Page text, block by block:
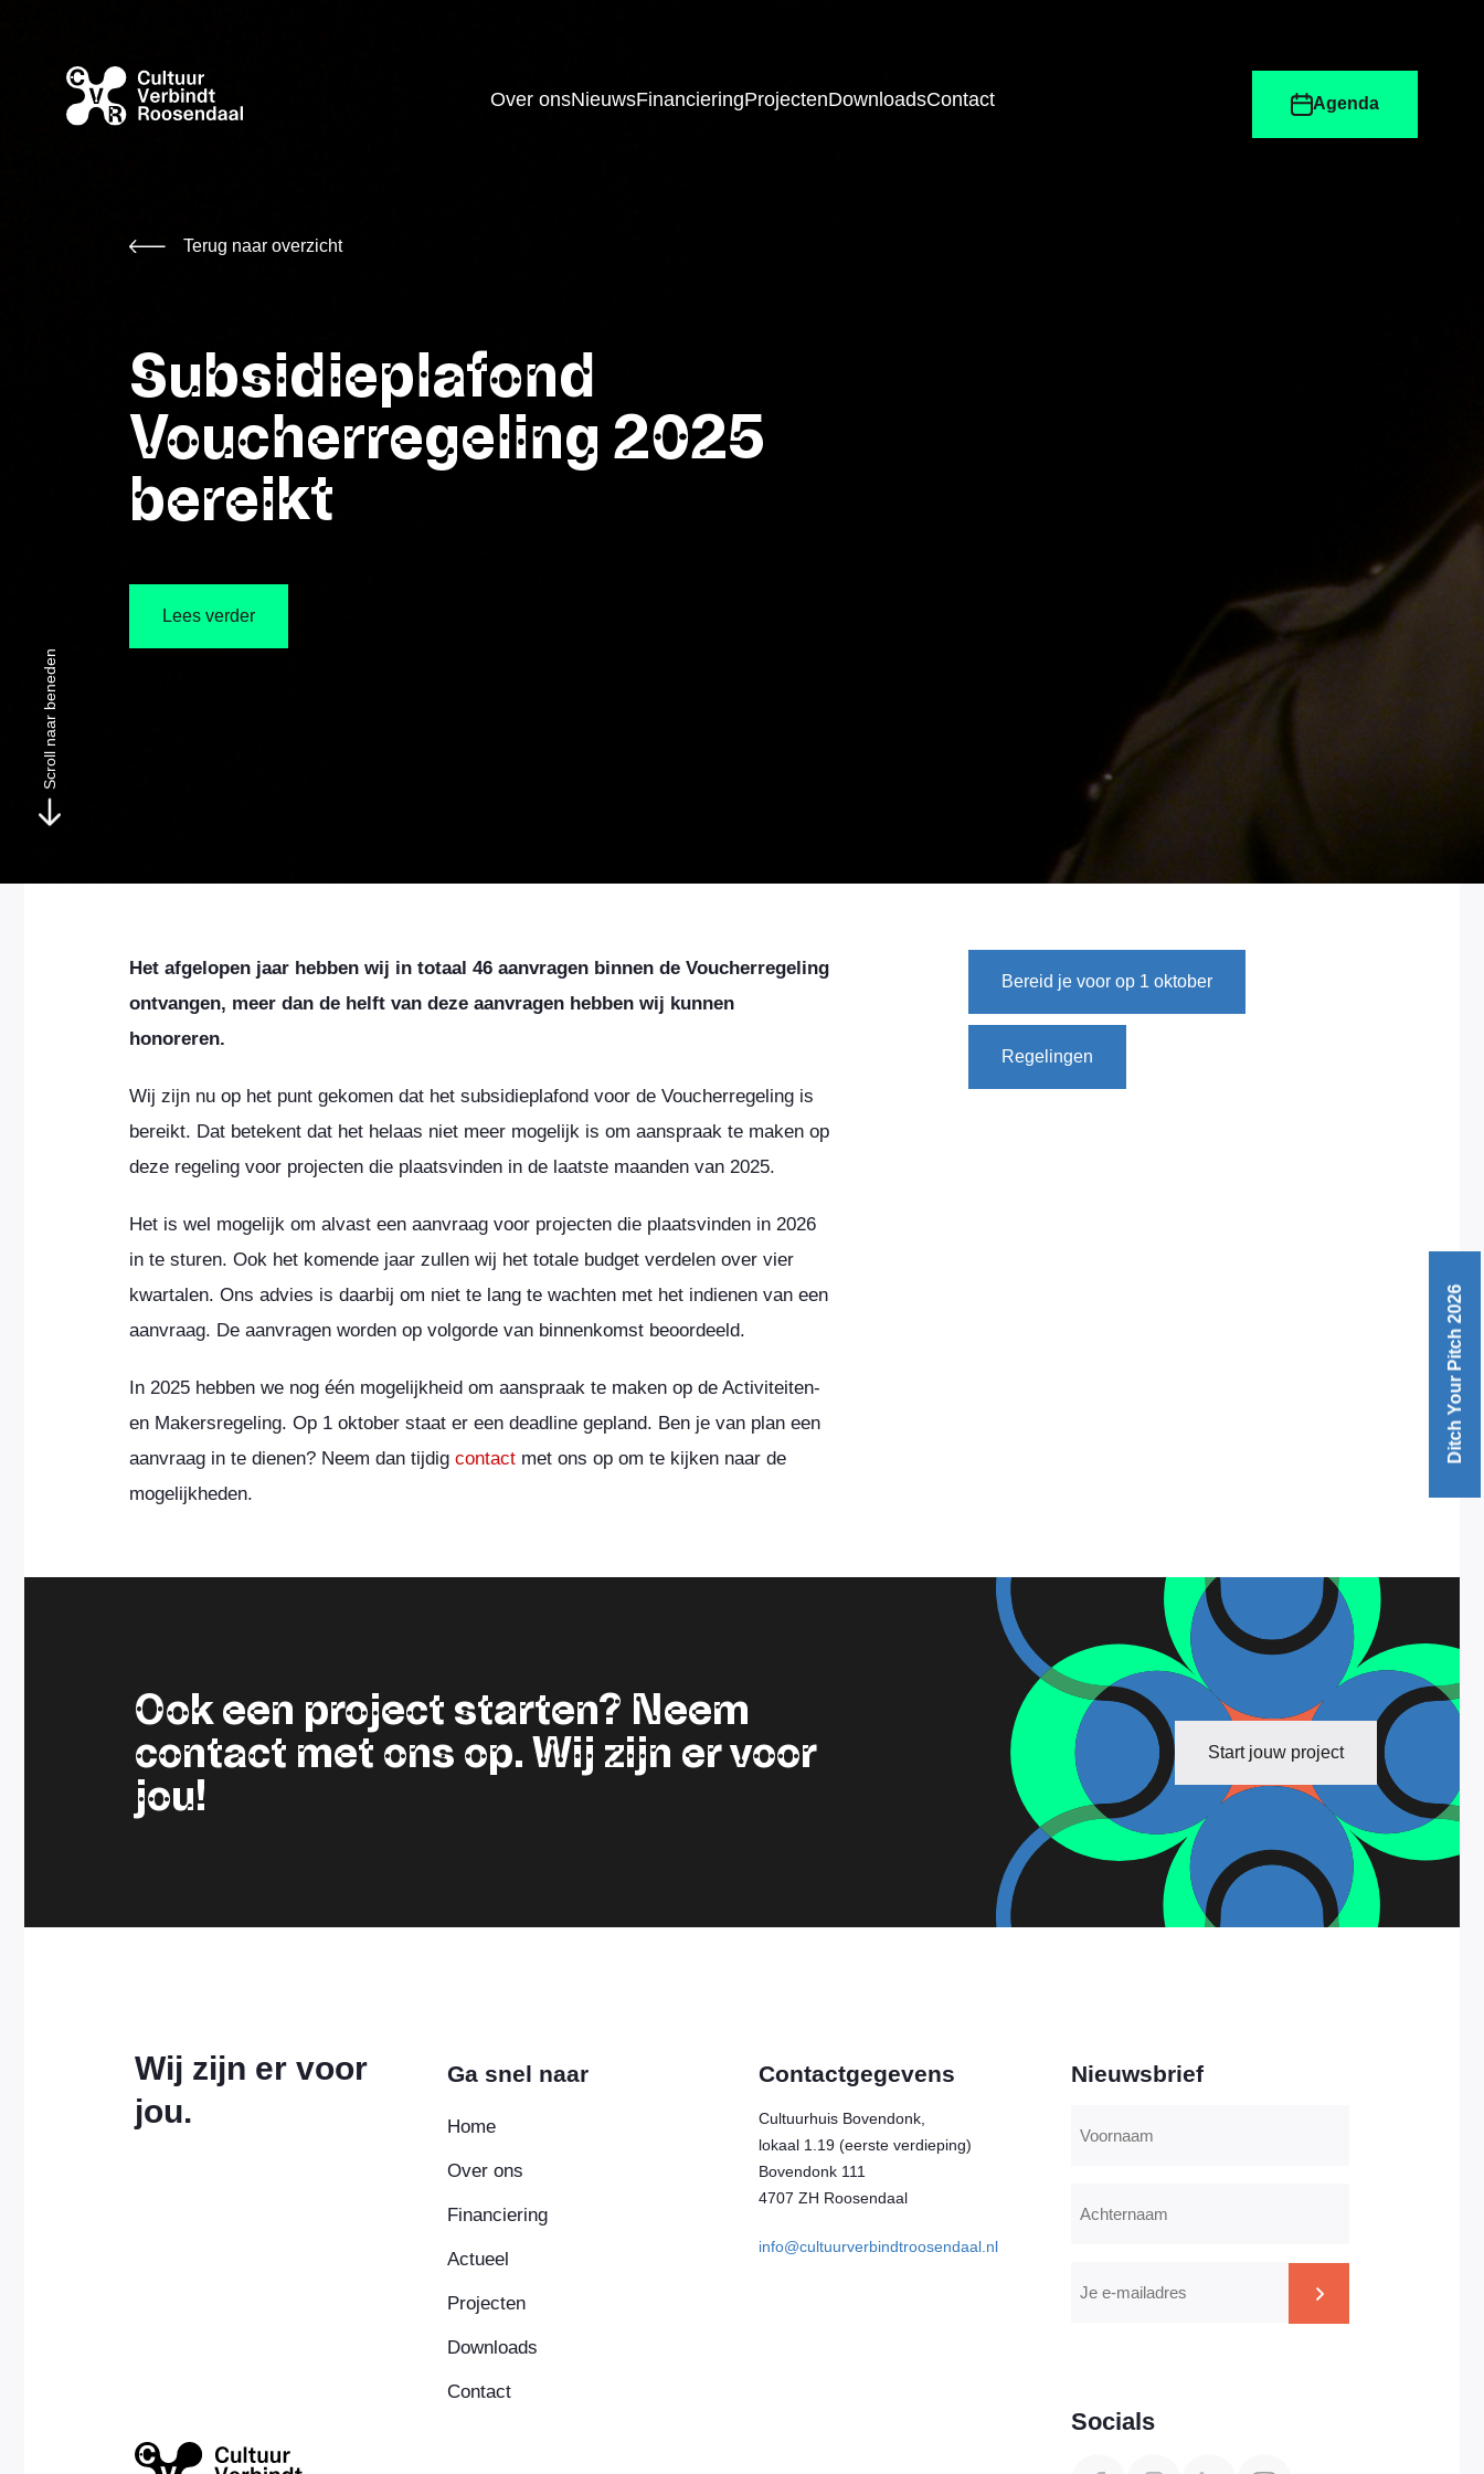
Over onsNieuwsFinancieringProjectenDownloadsContact Agenda
Ditch Your Pitch 2026
Terug naar overzicht
Subsidieplafond
Voucherregeling 2025
bereikt
Lees verder
Scroll naar beneden
Het afgelopen jaar hebben wij in totaal 46 aanvragen binnen de Voucherregeling
ontvangen, meer dan de helft van deze aanvragen hebben wij kunnen
honoreren.
Wij zijn nu op het punt gekomen dat het subsidieplafond voor de Voucherregeling is
bereikt. Dat betekent dat het helaas niet meer mogelijk is om aanspraak te maken op
deze regeling voor projecten die plaatsvinden in de laatste maanden van 2025.
Het is wel mogelijk om alvast een aanvraag voor projecten die plaatsvinden in 2026
in te sturen. Ook het komende jaar zullen wij het totale budget verdelen over vier
kwartalen. Ons advies is daarbij om niet te lang te wachten met het indienen van een
aanvraag. De aanvragen worden op volgorde van binnenkomst beoordeeld.
In 2025 hebben we nog één mogelijkheid om aanspraak te maken op de Activiteiten-
en Makersregeling. Op 1 oktober staat er een deadline gepland. Ben je van plan een
aanvraag in te dienen? Neem dan tijdig contact met ons op om te kijken naar de
mogelijkheden.
Bereid je voor op 1 oktober
Regelingen
Ook een project starten? Neem
contact met ons op. Wij zijn er voor
jou!
Start jouw project
Wij zijn er voor
jou.
Ga snel naar
Home
Over ons
Financiering
Actueel
Projecten
Downloads
Contact
Contactgegevens
Cultuurhuis Bovendonk,
lokaal 1.19 (eerste verdieping)
Bovendonk 111
4707 ZH Roosendaal
info@cultuurverbindtroosendaal.nl
Nieuwsbrief
mailadres
Socials